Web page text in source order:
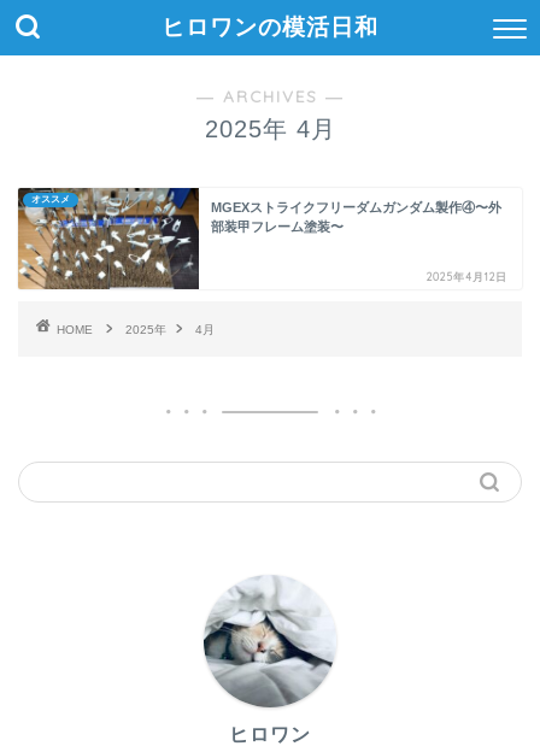
ヒロワンの模活日和
― ARCHIVES ―
2025年 4月
オススメ
MGEXストライクフリーダムガンダム製作④〜外
部装甲フレーム塗装〜
2025年4月12日
HOME 2025年 4月
ヒロワン